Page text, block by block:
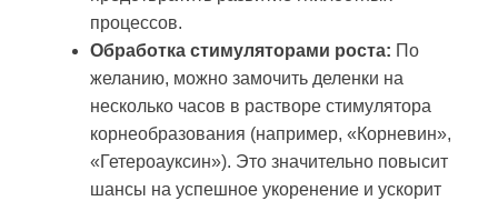
процессов.
Обработка стимуляторами роста: По
желанию, можно замочить деленки на
несколько часов в растворе стимулятора
корнеобразования (например, «Корневин»,
«Гетероауксин»). Это значительно повысит
шансы на успешное укоренение и ускорит